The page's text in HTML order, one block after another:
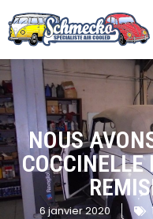
NOUS
COCCINELLE
6 janvier 2020